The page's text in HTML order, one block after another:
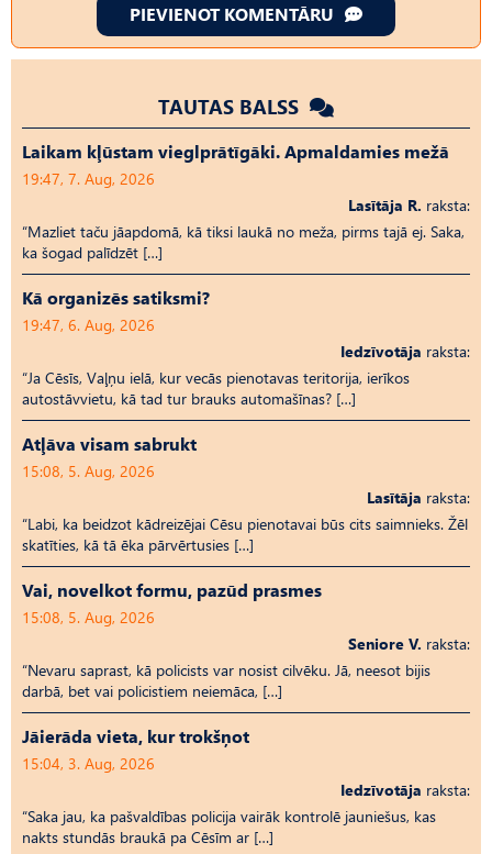
PIEVIENOT KOMENTĀRU
TAUTAS BALSS
Laikam kļūstam vieglprātīgāki. Apmaldamies mežā
19:47, 7. Aug, 2026
Lasītāja R. raksta:
“Mazliet taču jāapdomā, kā tiksi laukā no meža, pirms tajā ej. Saka,
ka šogad palīdzēt […]
Kā organizēs satiksmi?
19:47, 6. Aug, 2026
Iedzīvotāja raksta:
“Ja Cēsīs, Vaļņu ielā, kur vecās pienotavas teritorija, ierīkos
autostāvvietu, kā tad tur brauks automašīnas? […]
Atļāva visam sabrukt
15:08, 5. Aug, 2026
Lasītāja raksta:
“Labi, ka beidzot kādreizējai Cēsu pienotavai būs cits saimnieks. Žēl
skatīties, kā tā ēka pārvērtusies […]
Vai, novelkot formu, pazūd prasmes
15:08, 5. Aug, 2026
Seniore V. raksta:
“Nevaru saprast, kā policists var nosist cilvēku. Jā, neesot bijis
darbā, bet vai policistiem neiemāca, […]
Jāierāda vieta, kur trokšņot
15:04, 3. Aug, 2026
Iedzīvotāja raksta:
“Saka jau, ka pašvaldības policija vairāk kontrolē jauniešus, kas
nakts stundās braukā pa Cēsīm ar […]